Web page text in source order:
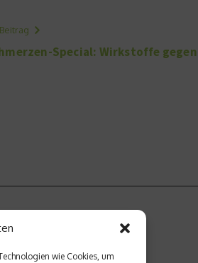
wie Cookies, um
Special: Wirkstoffe